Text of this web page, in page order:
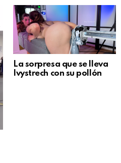
La sorpresa que se lleva
Ivystrech con su pollón